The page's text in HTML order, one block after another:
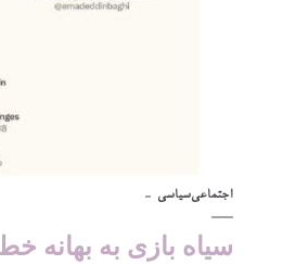
اجتماعیسیاسی
سیاه بازی به بهانه